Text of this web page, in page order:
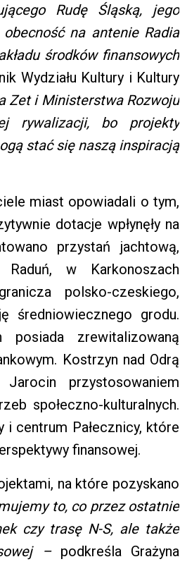
Rudę Śląską, jego
na antenie Radia
środków finansowych
Wydziału Kultury i Kultury
Zet i Ministerstwa Rozwoju
rywalizacji, bo projekty
stać się naszą inspiracją
miast opowiadali o tym,
dotacje wpłynęły na
przystań jachtową,
w Karkonoszach
polsko-czeskiego,
średniowiecznego grodu.
posiada zrewitalizowaną
Kostrzyn nad Odrą
przystosowaniem
społeczno-kulturalnych.
centrum Pałecznicy, które
finansowej.
na które pozyskano
to, co przez ostatnie
czy trasę N-S, ale także
–podkreśla Grażyna